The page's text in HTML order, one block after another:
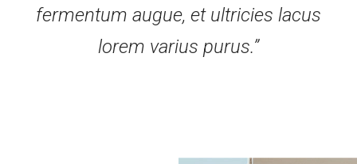
fermentum augue, et ultricies lacus
lorem varius purus.”